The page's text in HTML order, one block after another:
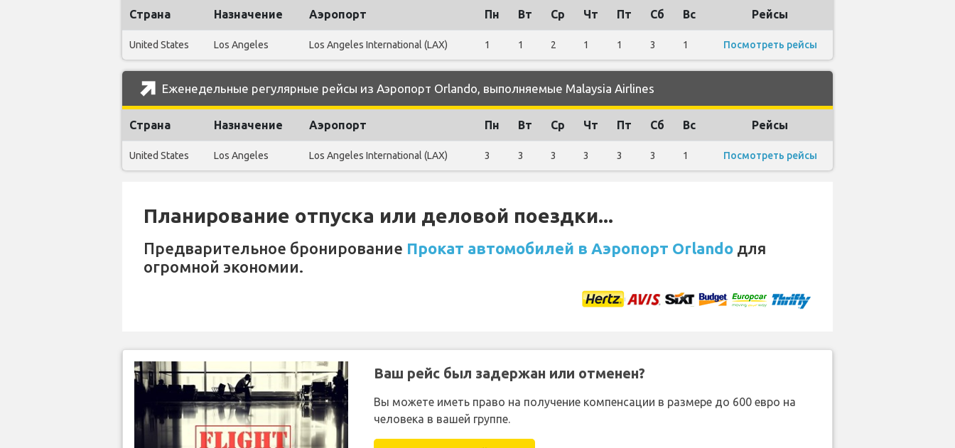
Страна Назначение Аэропорт Пн Вт Ср Чт Пт Сб Вс Рейсы
United States Los Angeles Los Angeles International (LAX) 1 1 2 1 1 3 1 Посмотреть рейсы
Еженедельные регулярные рейсы из Аэропорт Orlando, выполняемые Malaysia Airlines
Страна Назначение Аэропорт Пн Вт Ср Чт Пт Сб Вс Рейсы
United States Los Angeles Los Angeles International (LAX) 3 3 3 3 3 3 1 Посмотреть рейсы
Планирование отпуска или деловой поездки...
Предварительное бронирование Прокат автомобилей в Аэропорт Orlando для
огромной экономии.
Ваш рейс был задержан или отменен?
Вы можете иметь право на получение компенсации в размере до 600 евро на
человека в вашей группе.